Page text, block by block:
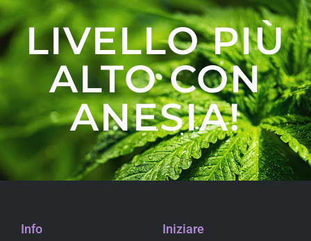
LIVELLO PIÙ
ALTO CON
ANESIA!
Info Iniziare